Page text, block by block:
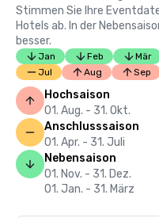
Stimmen Sie Ihre
Hotels ab. In der
besser.
Jan Feb Mär
Jul
Aug Sep
Hochsaison
01. Aug. - 31. Okt.
Anschlusssaison
01. Apr. - 31. Juli
Nebensaison
01. Nov. - 31. Dez.
01. Jan. - 31. März